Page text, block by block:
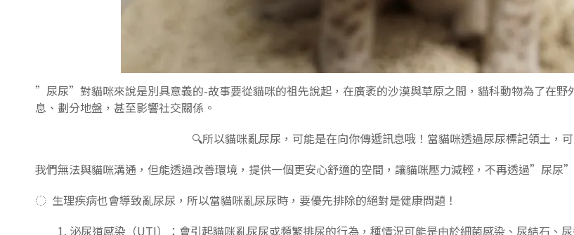
”尿尿”對貓咪來說是別具意義的-故事要從貓咪的祖先說起，在廣袤的沙漠與草原之間，貓科動物為了在
息、劃分地盤，甚至影響社交關係。
🔍所以貓咪亂尿尿，可能是在向你傳遞訊息哦！當貓咪透過尿尿標記領土，
我們無法與貓咪溝通，但能透過改善環境，提供一個更安心舒適的空間，讓貓咪壓力減輕，不再透過”尿尿”
◌ 生理疾病也會導致亂尿尿，所以當貓咪亂尿尿時，要優先排除的絕對是健康問題！
1. 泌尿道感染（UTI）：會引起貓咪亂尿尿或頻繁排尿的行為，種情況可能是由於細菌感染、尿結石、尿